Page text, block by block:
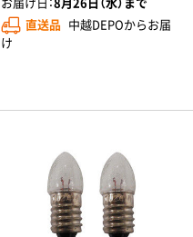
直送品 中越DEPOからお届
け